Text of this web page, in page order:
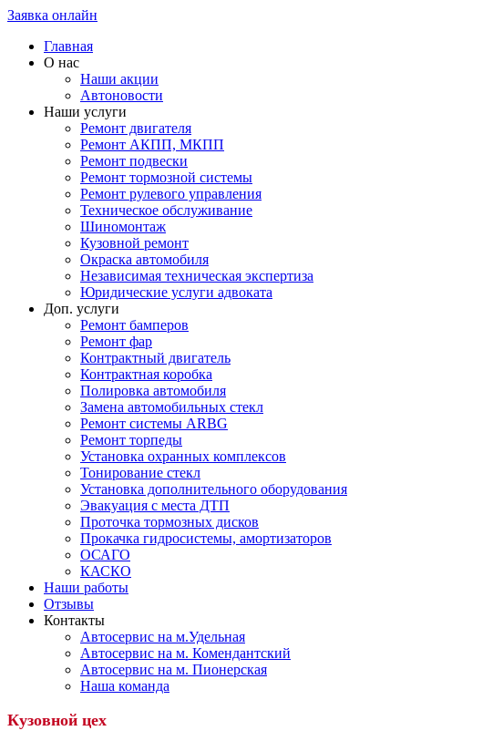
Заявка онлайн
Главная
О нас
Наши акции
Автоновости
Наши услуги
Ремонт двигателя
Ремонт АКПП, МКПП
Ремонт подвески
Ремонт тормозной системы
Ремонт рулевого управления
Техническое обслуживание
Шиномонтаж
Кузовной ремонт
Окраска автомобиля
Независимая техническая экспертиза
Юридические услуги адвоката
Доп. услуги
Ремонт бамперов
Ремонт фар
Контрактный двигатель
Контрактная коробка
Полировка автомобиля
Замена автомобильных стекл
Ремонт системы ARBG
Ремонт торпеды
Установка охранных комплексов
Тонирование стекл
Установка дополнительного оборудования
Эвакуация с места ДТП
Проточка тормозных дисков
Прокачка гидросистемы, амортизаторов
ОСАГО
КАСКО
Наши работы
Отзывы
Контакты
Автосервис на м.Удельная
Автосервис на м. Комендантский
Автосервис на м. Пионерская
Наша команда
Кузовной цех